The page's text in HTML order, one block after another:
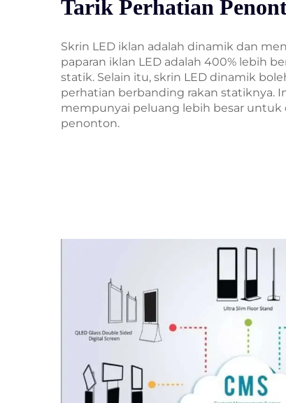
Tarik Perhatian
Skrin LED iklan adalah dinamik dan
paparan iklan LED adalah 400% lebih
statik. Selain itu, skrin LED dinamik
perhatian berbanding rakan statiknya.
mempunyai peluang lebih besar
penonton.